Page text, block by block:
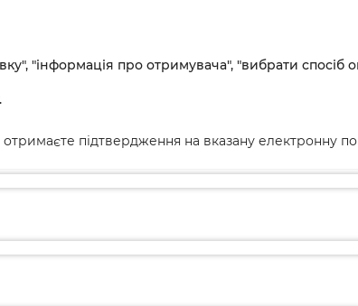
"інформація про отримувача", "вибрати спосіб
підтвердження на вказану електронну